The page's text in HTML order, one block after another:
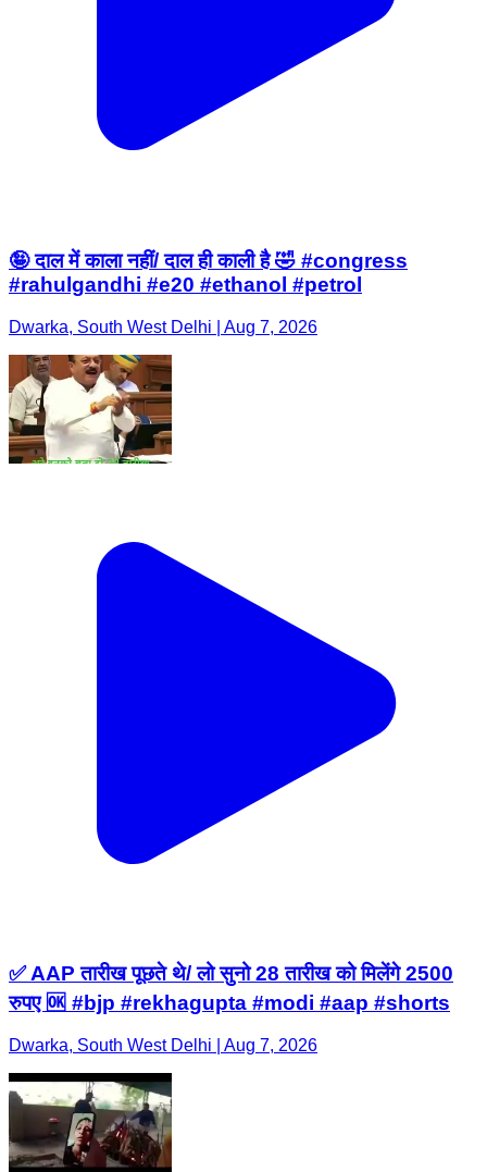
🤪 दाल में काला नहीं/ दाल ही काली है 🤣 #congress
#rahulgandhi #e20 #ethanol #petrol
Dwarka, South West Delhi | Aug 7, 2026
✅ AAP तारीख पूछते थे/ लो सुनो 28 तारीख को मिलेंगे 2500
रुपए 🆗 #bjp #rekhagupta #modi #aap #shorts
Dwarka, South West Delhi | Aug 7, 2026